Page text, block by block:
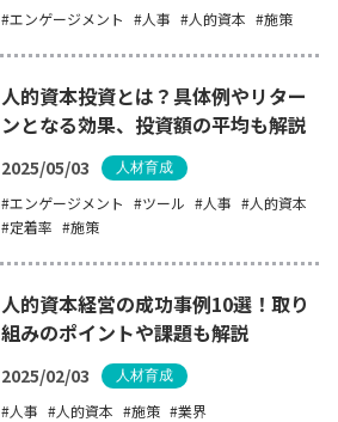
エンゲージメント 人事 人的資本 施策
人的資本投資とは？具体例やリター
ンとなる効果、投資額の平均も解説
2025/05/03 人材育成
エンゲージメント ツール 人事
人的資本
定着率
施策
人的資本経営の成功事例10選！取り
組みのポイントや課題も解説
2025/02/03 人材育成
人事 人的資本 施策 業界